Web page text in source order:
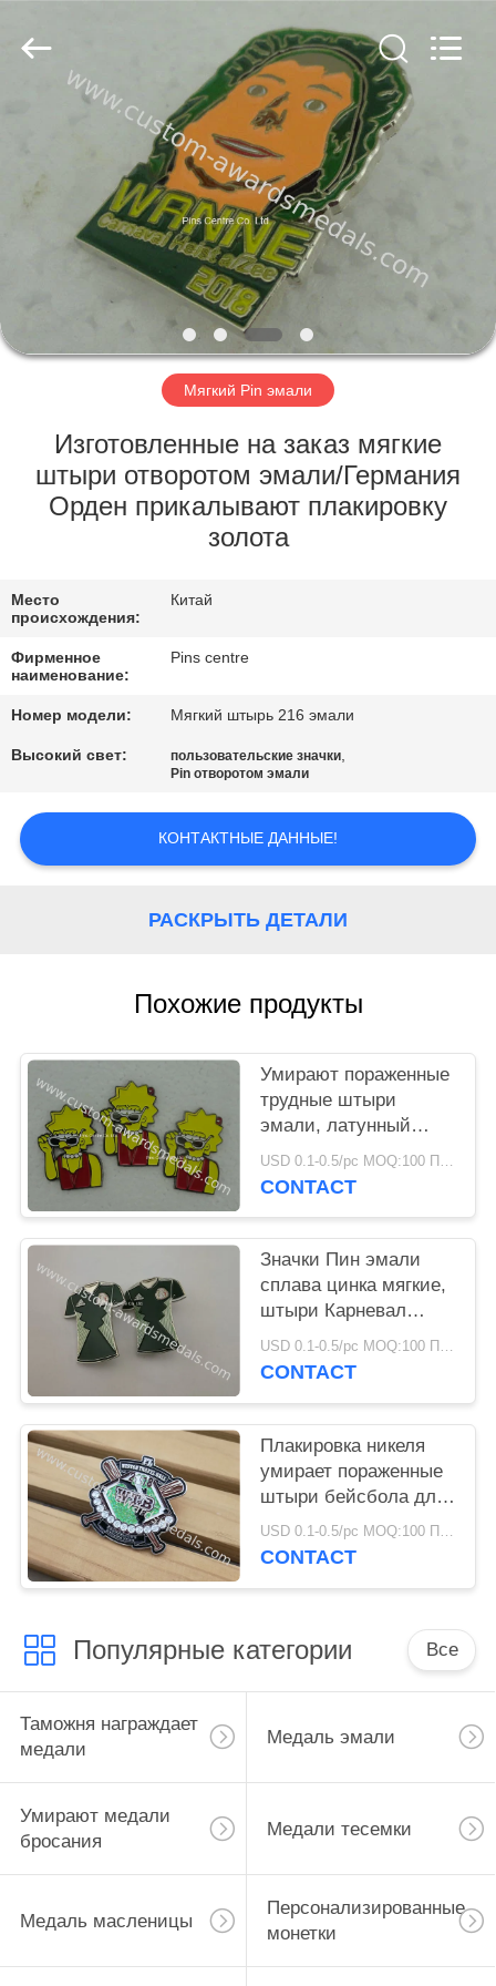
ПРОДУКТЫ
ПУТЕШЕСТВИЕ
ПРОВЕРКА
КАЧЕСТВА
МЫ
НОВОСТИ
СЛУЧАИ
КАРТА
САЙТА
Rights
Reserved.
Мягкий Pin эмали
Изготовленные на заказ мягкие
штыри отворотом эмали/Германия
Орден прикалывают плакировку
золота
Место
происхождения:
Китай
Фирменное
наименование:
Pins centre
Номер модели: Мягкий штырь 216 эмали
Высокий свет: пользовательские значки,
Pin отворотом эмали
КОНТАКТНЫЕ ДАННЫЕ!
РАСКРЫТЬ ДЕТАЛИ
Похожие продукты
Умирают пораженные
трудные штыри
эмали, латунный
материальный значок
медсестры
USD 0.1-0.5/pc MOQ:100 ПК в конструкцию
CONTACT
Значки Пин эмали
сплава цинка мягкие,
штыри Карневал
Орден умирают
вставленный
USD 0.1-0.5/pc MOQ:100 ПК в конструкцию
CONTACT
Плакировка никеля
умирает пораженные
штыри бейсбола для
подарков на день
рождения
USD 0.1-0.5/pc MOQ:100 ПК в дизайн
CONTACT
Популярные категории Все
Таможня награждает
медали
Медаль эмали
Умирают медали
бросания
Медали тесемки
Медаль масленицы
Персонализированные
монетки